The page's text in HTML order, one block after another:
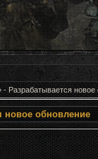
Разрабатывается новое
новое обновление